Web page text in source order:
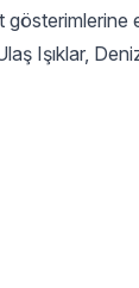
Işıklar,